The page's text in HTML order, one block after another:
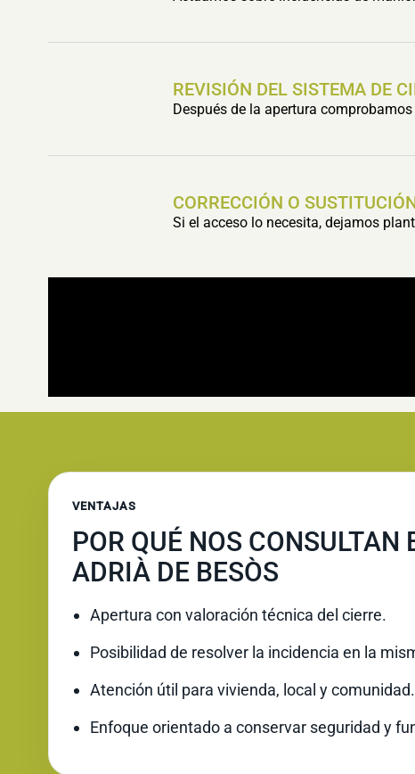
REVISIÓN DEL SISTEMA DE
Después de la apertura
CORRECCIÓN O
Si el acceso lo necesita, dejamos
VENTAJAS
POR QUÉ NOS CONSULTAN
ADRIÀ DE BESÒS
Apertura con valoración técnica del cierre.
Posibilidad de resolver la incidencia en la
Atención útil para vivienda, local y comunidad.
Enfoque orientado a conservar seguridad y